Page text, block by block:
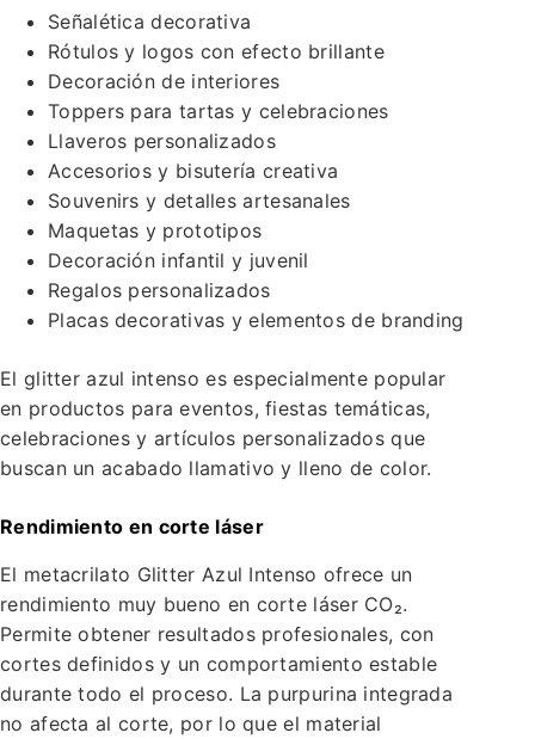
Señalética decorativa
Rótulos y logos con efecto brillante
Decoración de interiores
Toppers para tartas y celebraciones
Llaveros personalizados
Accesorios y bisutería creativa
Souvenirs y detalles artesanales
Maquetas y prototipos
Decoración infantil y juvenil
Regalos personalizados
Placas decorativas y elementos de branding
El glitter azul intenso es especialmente popular
en productos para eventos, fiestas temáticas,
celebraciones y artículos personalizados que
buscan un acabado llamativo y lleno de color.
Rendimiento en corte láser
El metacrilato Glitter Azul Intenso ofrece un
rendimiento muy bueno en corte láser CO₂.
Permite obtener resultados profesionales, con
cortes definidos y un comportamiento estable
durante todo el proceso. La purpurina integrada
no afecta al corte, por lo que el material